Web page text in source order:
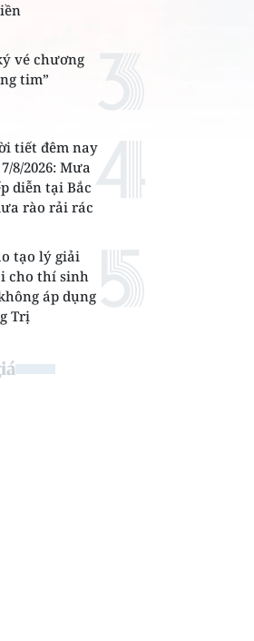
vé chương
tim”
tiết đêm nay
8/2026: Mưa
diễn tại Bắc
rào rải rác
tạo lý giải
cho thí sinh
áp dụng
Trị